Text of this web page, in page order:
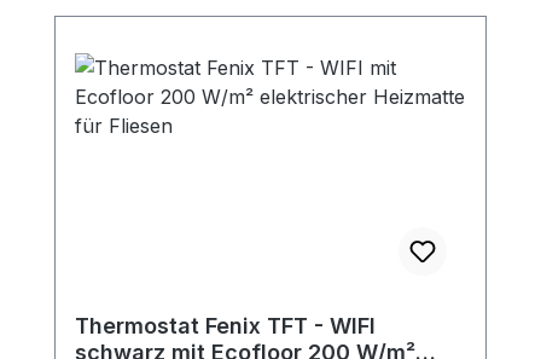
Thermostat Fenix TFT - WIFI
schwarz mit Ecofloor 200 W/m²